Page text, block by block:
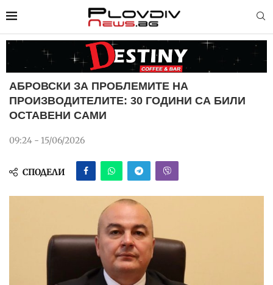
АБРОВСКИ ЗА ПРОБЛЕМИТЕ НА
ПРОИЗВОДИТЕЛИТЕ: 30 ГОДИНИ СА БИЛИ
ОСТАВЕНИ САМИ
09:24 - 15/06/2026
СПОДЕЛИ